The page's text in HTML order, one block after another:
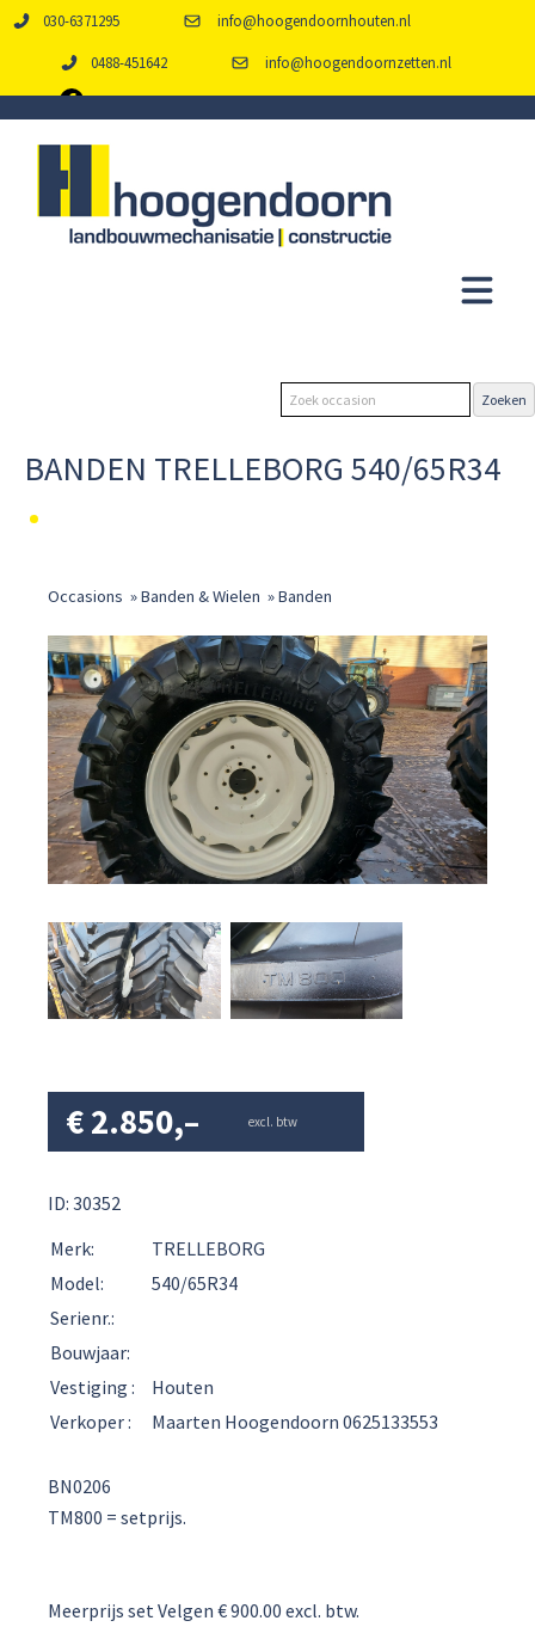
030-6371295 info@hoogendoornhouten.nl
0488-451642 info@hoogendoornzetten.nl
BANDEN TRELLEBORG 540/65R34
Occasions »Banden & Wielen »Banden
€2.850,– excl. btw
ID: 30352
Merk:
TRELLEBORG
Model:
540/65R34
Serienr.:
Bouwjaar:
Vestiging :
Houten
Verkoper :
Maarten Hoogendoorn 0625133553
BN0206
TM800 = setprijs.
Meerprijs set Velgen € 900.00 excl. btw.